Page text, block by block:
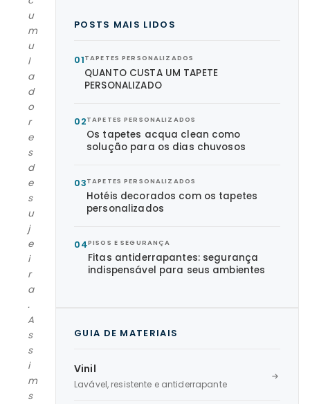
u
m
u
l
a
d
o
r
e
s
d
e
s
u
j
e
i
r
a
.
A
s
s
i
m
s
POSTS MAIS LIDOS
01TAPETES PERSONALIZADOS
QUANTO CUSTA UM TAPETE
PERSONALIZADO
02TAPETES PERSONALIZADOS
Os tapetes acqua clean como
solução para os dias chuvosos
03TAPETES PERSONALIZADOS
Hotéis decorados com os tapetes
personalizados
04PISOS E SEGURANÇA
Fitas antiderrapantes: segurança
indispensável para seus ambientes
GUIA DE MATERIAIS
Vinil
Lavável, resistente e antiderrapante